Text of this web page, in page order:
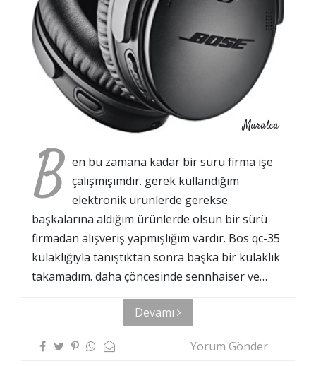
Muratca
B en bu zamana kadar bir sürü firma işe
çalışmışımdır. gerek kullandığım
elektronik ürünlerde gerekse
başkalarına aldığım ürünlerde olsun bir sürü
firmadan alışveriş yapmışlığım vardır. Bos qc-35
kulaklığıyla tanıştıktan sonra başka bir kulaklık
takamadım. daha çöncesinde sennhaiser ve…
Devamı
Yorum Gönder